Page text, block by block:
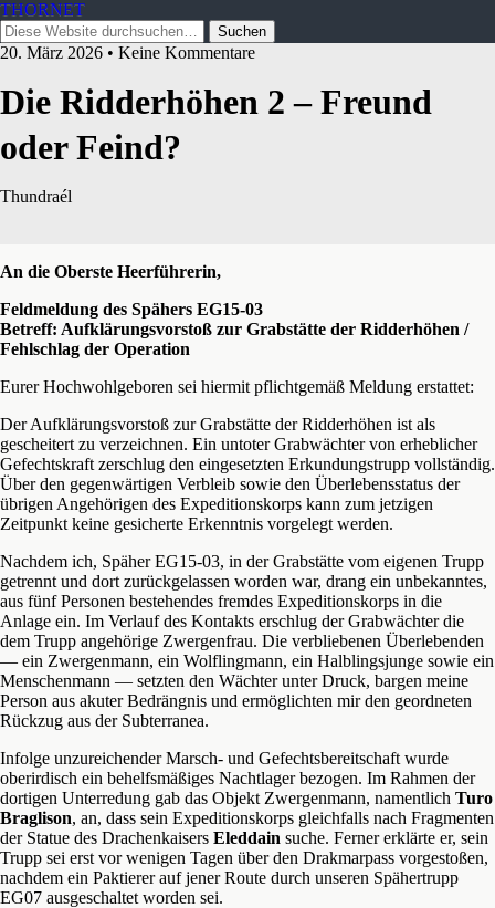
THORNET
20. März 2026 • Keine Kommentare
Die Ridderhöhen 2 – Freund
oder Feind?
Thundraél
An die Oberste Heerführerin,
Feldmeldung des Spähers EG15-03
Betreff: Aufklärungsvorstoß zur Grabstätte der Ridderhöhen /
Fehlschlag der Operation
Eurer Hochwohlgeboren sei hiermit pflichtgemäß Meldung erstattet:
Der Aufklärungsvorstoß zur Grabstätte der Ridderhöhen ist als
gescheitert zu verzeichnen. Ein untoter Grabwächter von erheblicher
Gefechtskraft zerschlug den eingesetzten Erkundungstrupp vollständig.
Über den gegenwärtigen Verbleib sowie den Überlebensstatus der
übrigen Angehörigen des Expeditionskorps kann zum jetzigen
Zeitpunkt keine gesicherte Erkenntnis vorgelegt werden.
Nachdem ich, Späher EG15-03, in der Grabstätte vom eigenen Trupp
getrennt und dort zurückgelassen worden war, drang ein unbekanntes,
aus fünf Personen bestehendes fremdes Expeditionskorps in die
Anlage ein. Im Verlauf des Kontakts erschlug der Grabwächter die
dem Trupp angehörige Zwergenfrau. Die verbliebenen Überlebenden
— ein Zwergenmann, ein Wolflingmann, ein Halblingsjunge sowie ein
Menschenmann — setzten den Wächter unter Druck, bargen meine
Person aus akuter Bedrängnis und ermöglichten mir den geordneten
Rückzug aus der Subterranea.
Infolge unzureichender Marsch- und Gefechtsbereitschaft wurde
oberirdisch ein behelfsmäßiges Nachtlager bezogen. Im Rahmen der
dortigen Unterredung gab das Objekt Zwergenmann, namentlich Turo
Braglison, an, dass sein Expeditionskorps gleichfalls nach Fragmenten
der Statue des Drachenkaisers Eleddain suche. Ferner erklärte er, sein
Trupp sei erst vor wenigen Tagen über den Drakmarpass vorgestoßen,
nachdem ein Paktierer auf jener Route durch unseren Spähertrupp
EG07 ausgeschaltet worden sei.